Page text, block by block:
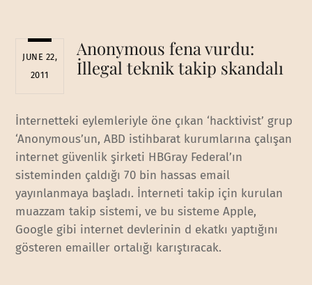
JUNE 22,
2011
Anonymous fena vurdu:
İllegal teknik takip skandalı
İnternetteki eylemleriyle öne çıkan ‘hacktivist’ grup
‘Anonymous’un, ABD istihbarat kurumlarına çalışan
internet güvenlik şirketi HBGray Federal’ın
sisteminden çaldığı 70 bin hassas email
yayınlanmaya başladı. İnterneti takip için kurulan
muazzam takip sistemi, ve bu sisteme Apple,
Google gibi internet devlerinin d ekatkı yaptığını
gösteren emailler ortalığı karıştıracak.